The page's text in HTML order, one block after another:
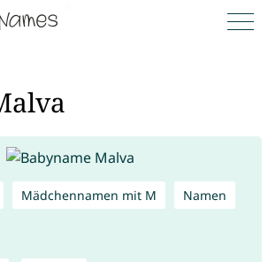
Mädchennamen mit M Namen